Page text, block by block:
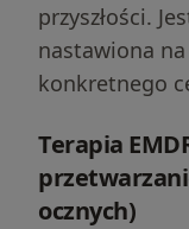
przyszłości.
nastawiona
konkretnego
Terapia
ocznych)